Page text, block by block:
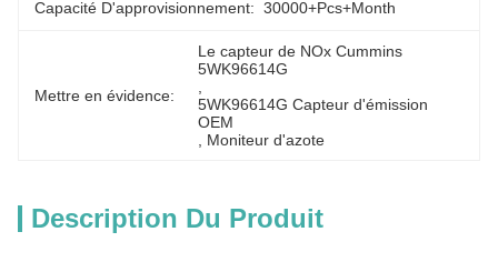
Capacité D'approvisionnement: 30000+Pcs+Month
Mettre en évidence:
Le capteur de NOx Cummins
5WK96614G
5WK96614G Capteur d'émission
OEM
Moniteur d'azote
Description Du Produit